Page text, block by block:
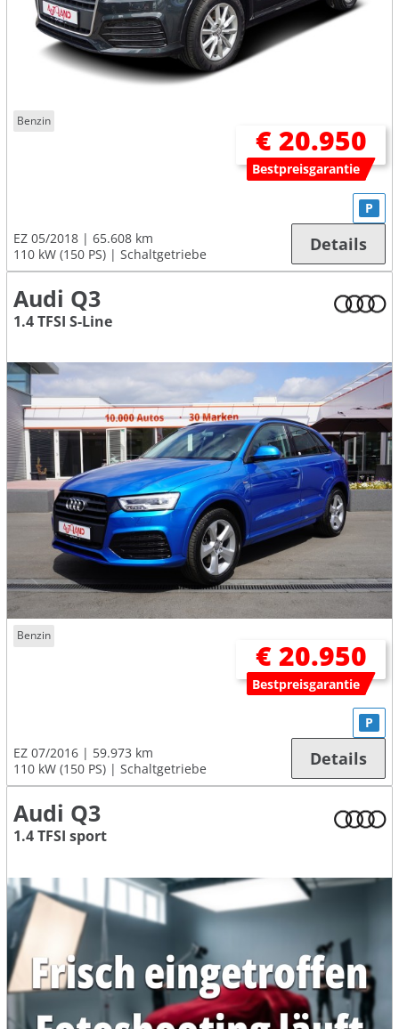
Benzin
€ 20.950
Bestpreisgarantie
EZ 05/2018
65.608 km
110 kW (150 PS)
Schaltgetriebe
P
Details
Audi Q3
1.4 TFSI S-Line
Benzin
€ 20.950
Bestpreisgarantie
EZ 07/2016
59.973 km
110 kW (150 PS)
Schaltgetriebe
P
Details
Audi Q3
1.4 TFSI sport